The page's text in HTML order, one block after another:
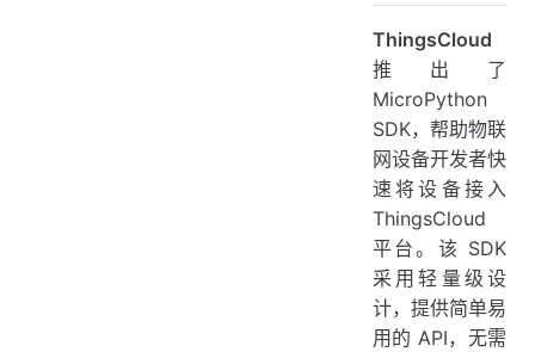
ThingsCloud
推出了
MicroPython
SDK，帮助物联
网设备开发者快
速将设备接入
ThingsCloud
平台。该 SDK
采用轻量级设
计，提供简单易
用的 API，无需